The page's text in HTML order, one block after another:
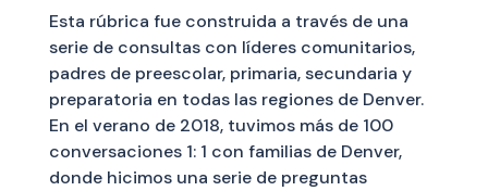
Esta rúbrica fue construida a través de una
serie de consultas con líderes comunitarios,
padres de preescolar, primaria, secundaria y
preparatoria en todas las regiones de Denver.
En el verano de 2018, tuvimos más de 100
conversaciones 1: 1 con familias de Denver,
donde hicimos una serie de preguntas